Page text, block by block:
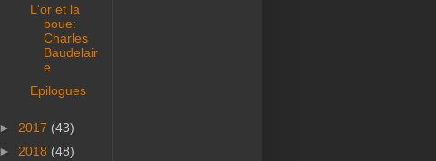
L'or et la
boue:
Charles
Baudelair
e
Epilogues
► 2017 (43)
► 2018 (48)